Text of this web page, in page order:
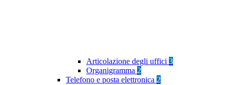
Articolazione degli uffici 3
Organigramma 2
Telefono e posta elettronica 2